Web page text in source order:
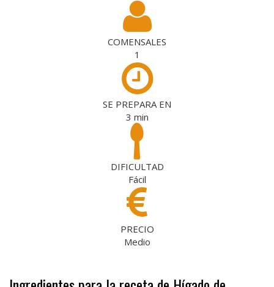
COMENSALES
1
SE PREPARA EN
3 min
DIFICULTAD
Fácil
PRECIO
Medio